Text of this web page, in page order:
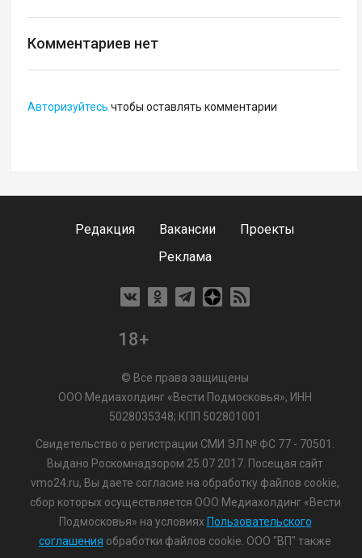
Комментариев нет
Авторизуйтесь чтобы оставлять комментарии
Редакция Вакансии
Проекты
Реклама
18+
© Все права защищены
ООО Медиахолдинг «Вести Подмосковья», ИНН
5028035348; КПП 502801001
Свидетельство о регистрации СМИ ЭЛ № ФС 77 - 70501.
Выдано Роскомнадзором 25.07.2017. Посещая сайт
vmo24.ru, Вы даете согласие на обработку файлов cookie,
сбор которых осуществляется ООО Медиахолдинг «Вести
Подмосковья» на условиях Пользовательского
соглашения обработки файлов cookie. ООО "ВП" также